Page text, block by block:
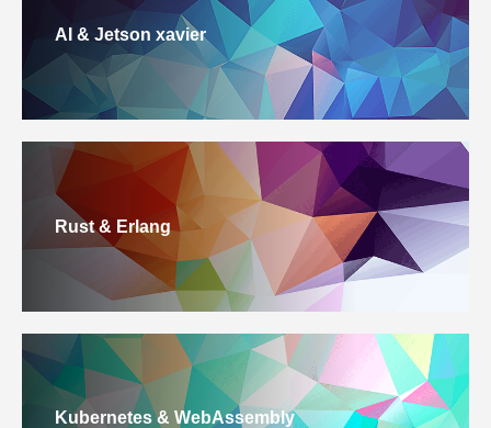
AI & Jetson xavier
Rust & Erlang
Kubernetes & WebAssembly